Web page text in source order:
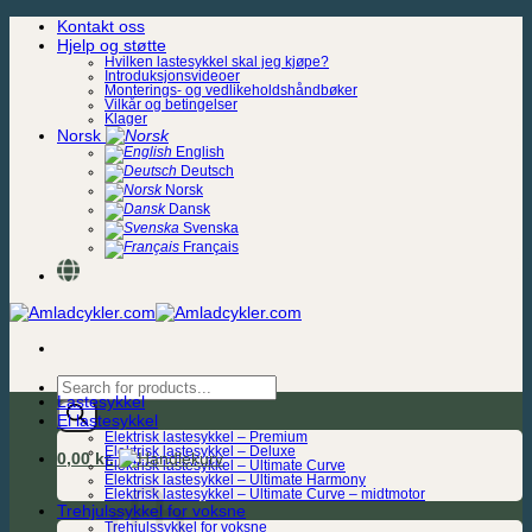
Skip
Kontakt oss
Hjelp og støtte
Hvilken lastesykkel skal jeg kjøpe?
Introduksjonsvideoer
Monterings- og vedlikeholdshåndbøker
Vilkår og betingelser
Klager
Norsk
English
Deutsch
Norsk
Dansk
Svenska
Français
Products
search
0,00kr.
Lastesykkel
El lastesykkel
Elektrisk lastesykkel – Premium
Elektrisk lastesykkel – Deluxe
Elektrisk lastesykkel – Ultimate Curve
Elektrisk lastesykkel – Ultimate Harmony
Elektrisk lastesykkel – Ultimate Curve – midtmotor
Trehjulssykkel for voksne
Trehjulssykkel for voksne